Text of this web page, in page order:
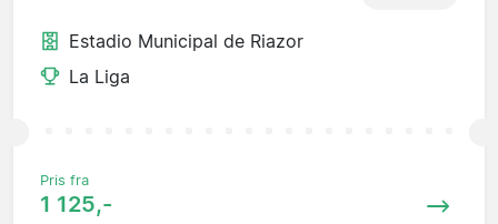
Estadio Municipal de Riazor
La Liga
Pris fra
1 125,-